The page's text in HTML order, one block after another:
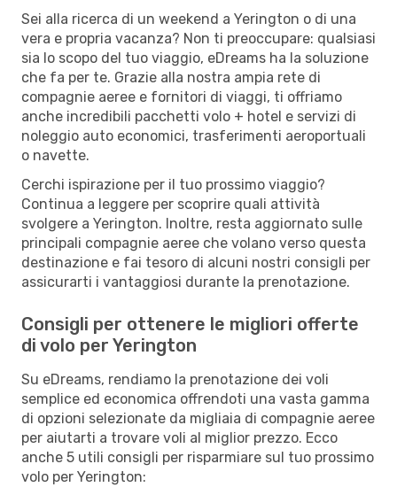
Sei alla ricerca di un weekend a Yerington o di una
vera e propria vacanza? Non ti preoccupare: qualsiasi
sia lo scopo del tuo viaggio, eDreams ha la soluzione
che fa per te. Grazie alla nostra ampia rete di
compagnie aeree e fornitori di viaggi, ti offriamo
anche incredibili pacchetti volo + hotel e servizi di
noleggio auto economici, trasferimenti aeroportuali
o navette.
Cerchi ispirazione per il tuo prossimo viaggio?
Continua a leggere per scoprire quali attività
svolgere a Yerington. Inoltre, resta aggiornato sulle
principali compagnie aeree che volano verso questa
destinazione e fai tesoro di alcuni nostri consigli per
assicurarti i vantaggiosi durante la prenotazione.
Consigli per ottenere le migliori offerte
di volo per Yerington
Su eDreams, rendiamo la prenotazione dei voli
semplice ed economica offrendoti una vasta gamma
di opzioni selezionate da migliaia di compagnie aeree
per aiutarti a trovare voli al miglior prezzo. Ecco
anche 5 utili consigli per risparmiare sul tuo prossimo
volo per Yerington: